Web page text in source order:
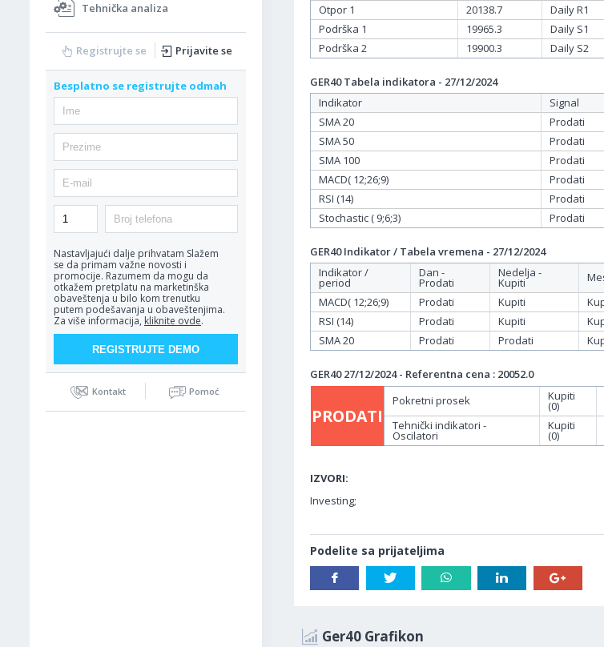
Tehnička analiza
Registrujte se Prijavite se
Besplatno se registrujte odmah
Nastavljajući dalje prihvatam Slažem
se da primam važne novosti i
promocije. Razumem da mogu da
otkažem pretplatu na marketinška
obaveštenja u bilo kom trenutku
putem podešavanja u obaveštenjima.
Za više informacija, kliknite ovde.
Kontakt Pomoć
Otpor 1
20138.7
Daily R1
Podrška 1
19965.3
Daily S1
Podrška 2
19900.3 Daily S2
GER40 Tabela indikatora - 27/12/2024
Indikator
Signal
SMA 20
Prodati
SMA 50
Prodati
SMA 100
Prodati
MACD( 12;26;9)
Prodati
RSI (14)
Prodati
Stochastic ( 9;6;3)
Prodati
GER40 Indikator / Tabela vremena - 27/12/2024
Indikator /
period
Dan -
Prodati
Nedelja -
Kupiti
MACD( 12;26;9)
Prodati Kupiti
RSI (14)
Prodati Kupiti
SMA 20
Prodati Prodati
GER40 27/12/2024 - Referentna cena : 20052.0
PRODATI
Pokretni prosek Kupiti
(0)
Tehnički indikatori -
Oscilatori
Kupiti
(0)
IZVORI:
Investing;
Podelite sa prijateljima
Ger40 Grafikon